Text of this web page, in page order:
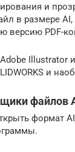
и
в размере
версию PDF-
Illustrator
и
файлов
формат